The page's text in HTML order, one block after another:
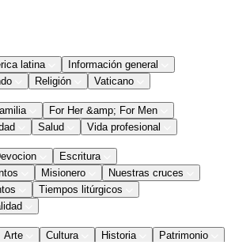
latina
Información general
Religión Vaticano
For Her &amp; For Men
Salud Vida profesional
Escritura
Misionero
Nuestras cruces
Tiempos litúrgicos
Arte Cultura Historia
Patrimonio